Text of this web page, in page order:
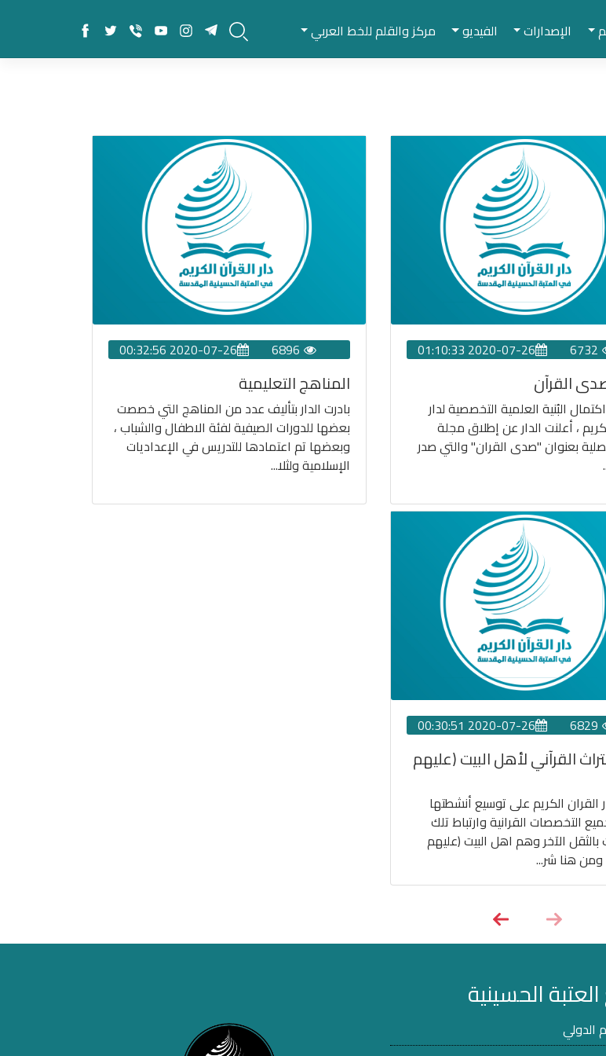
الإصدارات الفيديو مركز والقلم للخط العربي
6732
2020-07-26 01:10:33
القرآن
البُنية العلمية التخصصية لدار
، أعلنت الدار عن إطلاق مجلة
بعنوان "صدى القران" والتي صدر
6896
2020-07-26 00:32:56
المناهج التعليمية
بادرت الدار بتأليف عدد من المناهج التي خصصت
بعضها للدورات الصيفية لفئة الاطفال والشباب ،
وبعضها تم اعتمادها للتدريس في الإعداديات
الإسلامية ولثلا...
6829
2020-07-26 00:30:51
القرآني لأهل البيت (عليهم
القران الكريم على توسيع أنشطتها
التخصصات القرانية وارتباط تلك
بالثقل الآخر وهم اهل البيت (عليهم
ومن هنا شر...
الحسينية
الدولي